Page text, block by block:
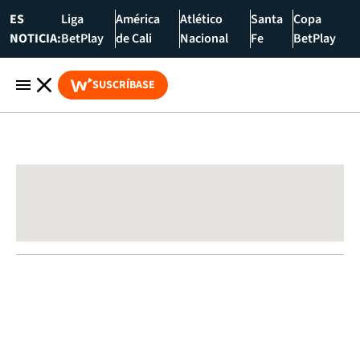
ES
NOTICIA:
Liga
BetPlay
América
de Cali
Atlético
Nacional
Santa
Fe
Copa
BetPlay
SUSCRÍBASE